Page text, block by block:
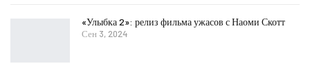
«Улыбка 2»: релиз фильма ужасов с Наоми Скотт
Сен 3, 2024